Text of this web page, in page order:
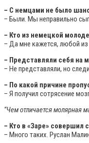
– С немцами не было
– Были. Мы неправильно
– Кто из немецкой
– Да мне кажется, любой
– Представляли себя на
– Не представляли, но
– По какой причине
– Я получил сотрясение
“Чем отличается молярная
– Кто в «Заре» совершил
– Много таких. Руслан